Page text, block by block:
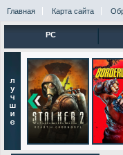
Главная Карта сайта
PC